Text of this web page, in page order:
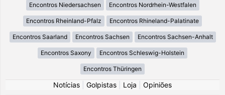
Encontros Niedersachsen Encontros Nordrhein-Westfalen
Encontros Rheinland-Pfalz Encontros Rhineland-Palatinate
Encontros Saarland Encontros Sachsen Encontros Sachsen-Anhalt
Encontros Saxony Encontros Schleswig-Holstein
Encontros Thüringen
Notícias Golpistas Loja
Opiniões